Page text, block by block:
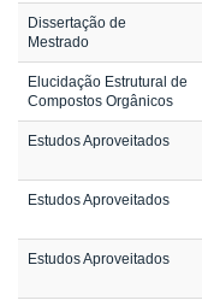
Dissertação de
Mestrado
Elucidação Estrutural de
Compostos Orgânicos
Estudos Aproveitados
Estudos Aproveitados
Estudos Aproveitados